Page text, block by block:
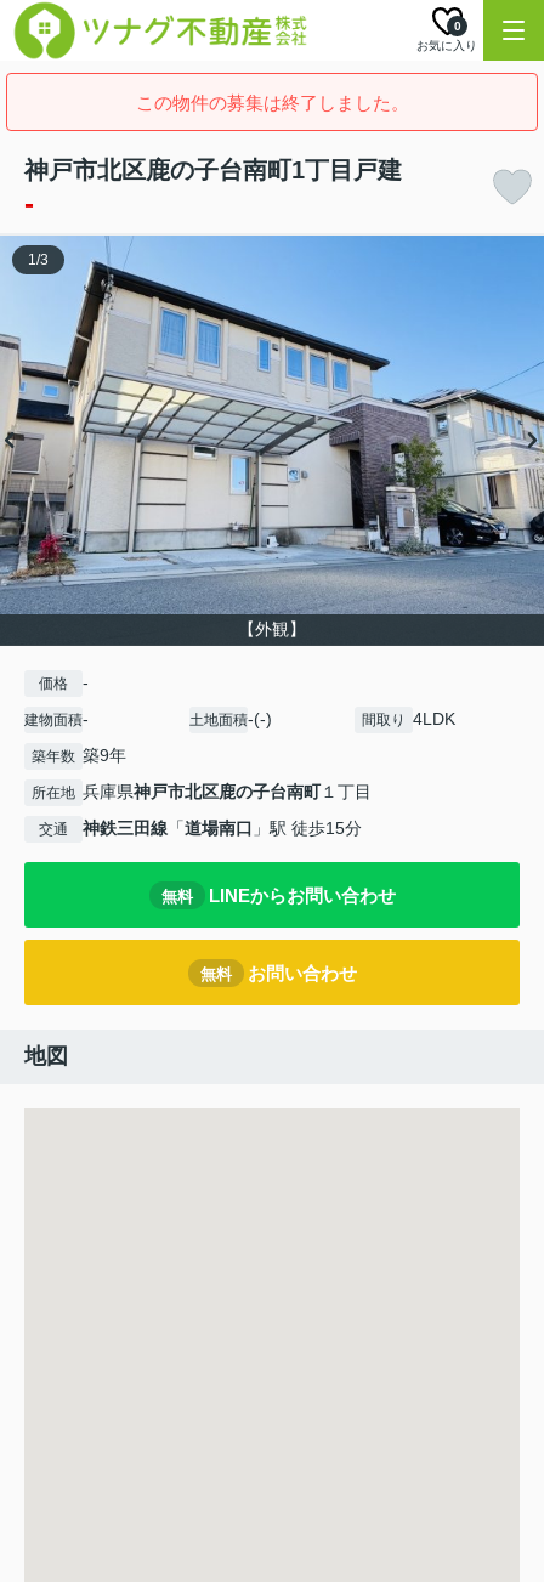
お気に入り
0
この物件の募集は終了しました。
神戸市北区鹿の子台南町1丁目戸建
-
【外観】
1/3
価格 -
建物面積- 土地面積-(-) 間取り 4LDK
築年数 築9年
所在地 兵庫県神戸市北区鹿の子台南町１丁目
交通 神鉄三田線 「道場南口 」駅 徒歩15分
無料 LINEからお問い合わせ
無料 お問い合わせ
地図